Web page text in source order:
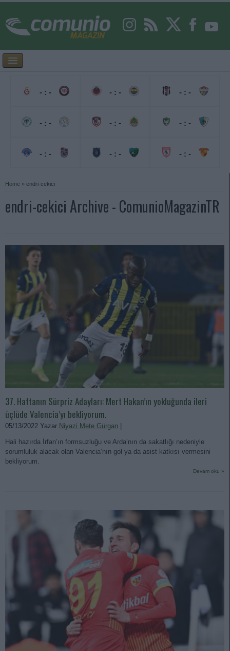
- : -
- : -
- : -
- : -
- : -
- : -
- : -
- : -
- : -
Home » endri-cekici
endri-cekici Archive - ComunioMagazinTR
37. Haftanın Sürpriz Adayları: Mert Hakan’ın yokluğunda ileri
üçlüde Valencia’yı bekliyorum.
05/13/2022 Yazar Niyazi Mete Gürgan
Hali hazırda İrfan’ın formsuzluğu ve Arda’nın da sakatlığı nedeniyle
sorumluluk alacak olan Valencia’nın gol ya da asist katkısı vermesini
bekliyorum.
Devam oku »